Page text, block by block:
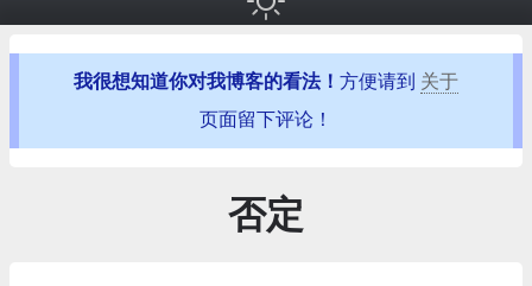
我很想知道你对我博客的看法！ 方便请到 关于
页面留下评论！
否定